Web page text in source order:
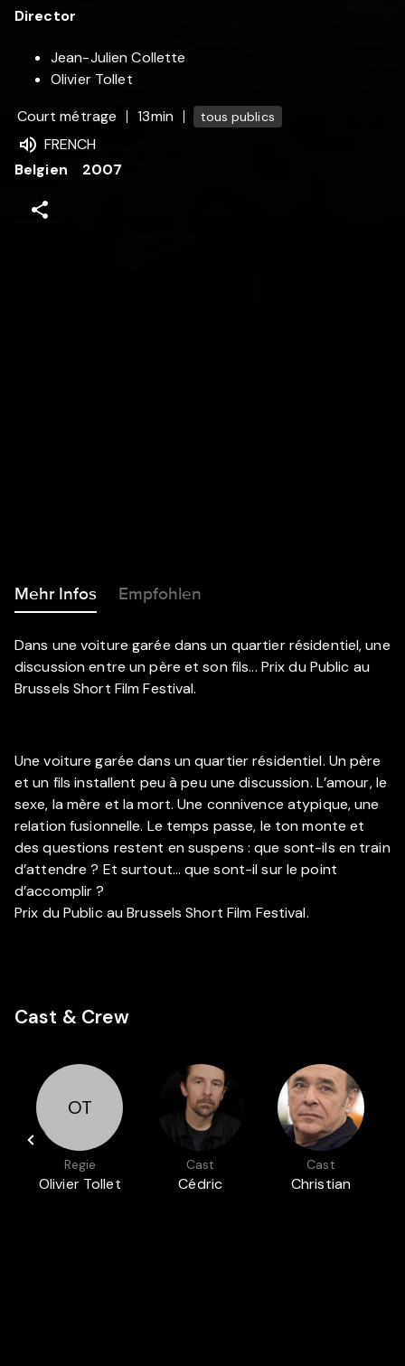
Director
Jean-Julien Collette
Olivier Tollet
Court métrage
13min tous publics
FRENCH
Belgien
2007
Mehr Infos Empfohlen
Dans une voiture garée dans un quartier résidentiel, une
discussion entre un père et son fils... Prix du Public au
Brussels Short Film Festival.
Une voiture garée dans un quartier résidentiel. Un père
et un fils installent peu à peu une discussion. L’amour, le
sexe, la mère et la mort. Une connivence atypique, une
relation fusionnelle. Le temps passe, le ton monte et
des questions restent en suspens : que sont-ils en train
d’attendre ? Et surtout… que sont-il sur le point
d’accomplir ?
Prix du Public au Brussels Short Film Festival.
Cast & Crew
OT
Regie
Olivier Tollet
Cast
Cédric
Cast
Christian